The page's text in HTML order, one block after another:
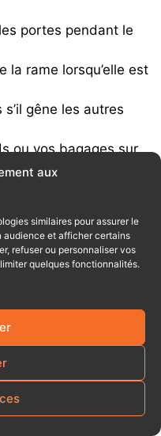
aux
similaires pour assurer le
audience et afficher certains
refuser ou personnaliser vos
quelques fonctionnalités.
portes pendant le
la rame lorsqu’elle est
gêne les autres
ou vos bagages sur
la musique et les
évitez de
de métro à l’autre
métro avec OMNY